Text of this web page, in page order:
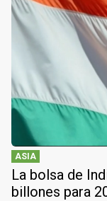
ASIA
La bolsa de
billones para